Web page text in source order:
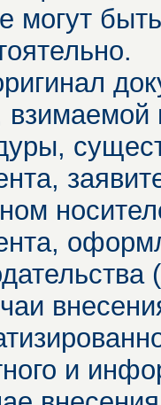
могут
взимаемой
и